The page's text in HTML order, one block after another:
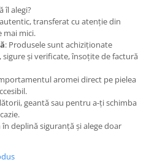
îl alegi?
transferat cu atenție din
mai mici.
: Produsele sunt achiziționate
sigure și verificate, însoțite de factură
aromei direct pe pielea
geantă sau pentru a-ți schimba
deplină siguranță și alege doar